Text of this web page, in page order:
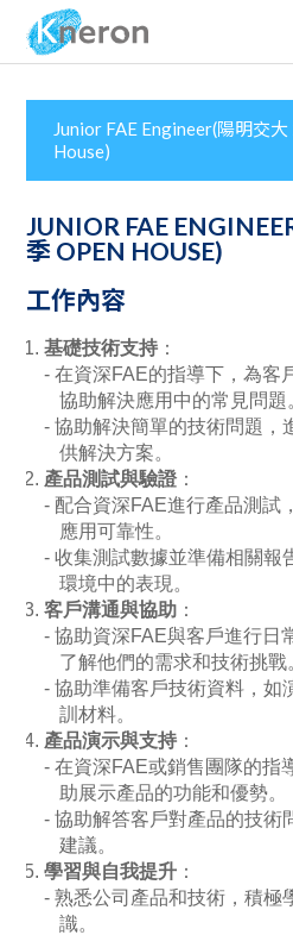
Junior FAE Engineer(陽明交
House)
JUNIOR FAE
季 OPEN HOUSE)
工作內容
基礎技術支持 ：
在資深FAE的指導下，為客
協助解決應用中的常見問題
協助解決簡單的技術問題，
供解決方案。
產品測試與驗證：
配合資深FAE進行產品測試
應用可靠性。
收集測試數據並準備相關報
環境中的表現。
客戶溝通與協助 ：
協助資深FAE與客戶進行日
了解他們的需求和技術挑戰
協助準備客戶技術資料，如
訓材料。
產品演示與支持 ：
在資深FAE或銷售團隊的指
助展示產品的功能和優勢。
協助解答客戶對產品的技術
建議。
學習與自我提升 ：
熟悉公司產品和技術，積極
識。